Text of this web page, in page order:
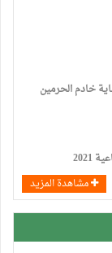
للمسؤولية الاجتماعية 2024" برعاية خادم الحرمين
مشاهدة المزيد